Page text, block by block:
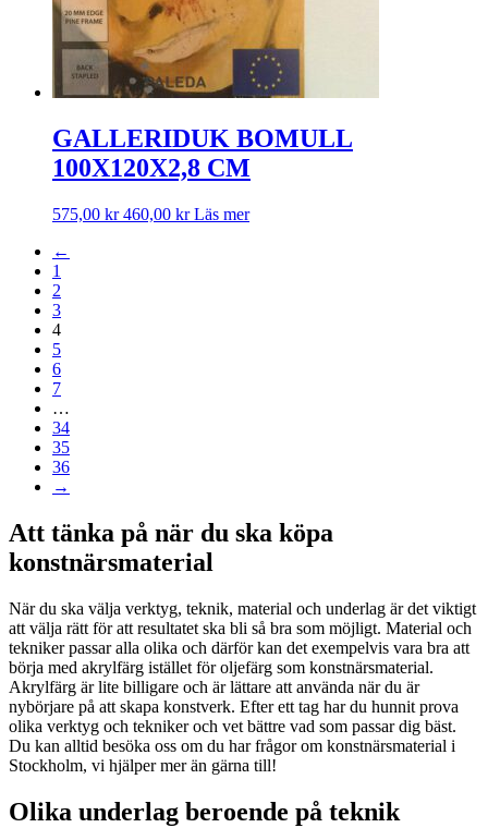
GALLERIDUK BOMULL
100X120X2,8 CM
575,00 kr 460,00 kr Läs mer
←
1
2
3
4
5
6
7
…
34
35
36
→
Att tänka på när du ska köpa
konstnärsmaterial
När du ska välja verktyg, teknik, material och underlag är det viktigt
att välja rätt för att resultatet ska bli så bra som möjligt. Material och
tekniker passar alla olika och därför kan det exempelvis vara bra att
börja med akrylfärg istället för oljefärg som konstnärsmaterial.
Akrylfärg är lite billigare och är lättare att använda när du är
nybörjare på att skapa konstverk. Efter ett tag har du hunnit prova
olika verktyg och tekniker och vet bättre vad som passar dig bäst.
Du kan alltid besöka oss om du har frågor om konstnärsmaterial i
Stockholm, vi hjälper mer än gärna till!
Olika underlag beroende på teknik